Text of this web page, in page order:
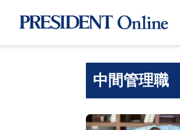
中間管理職